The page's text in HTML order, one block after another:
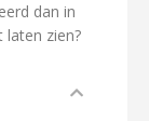
dan in
laten zien?